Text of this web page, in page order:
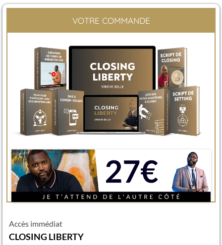
VOTRE COMMANDE
Accès immédiat
CLOSING LIBERTY